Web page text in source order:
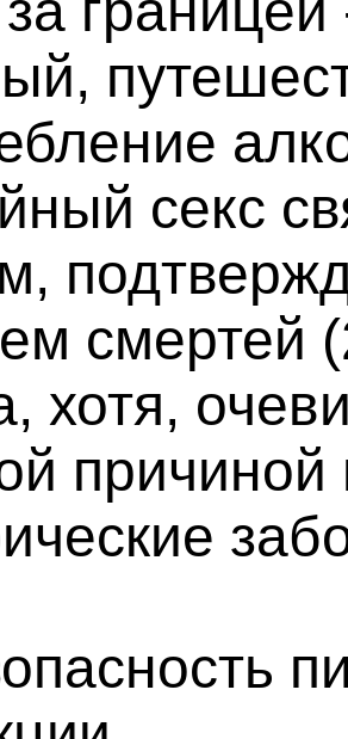
секс
смертей
хотя,
причиной